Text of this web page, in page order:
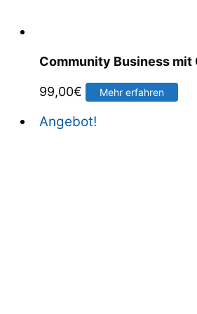
Community Business
99,00€ Mehr erfahren
Angebot!